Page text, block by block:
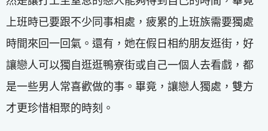
上班時已要跟不少同事相處，疲累的上班族需要獨處
時間來回一回氣。還有，她在假日相約朋友逛街，好
讓戀人可以獨自逛逛鴨寮街或自己一個人去看戲，都
是一些男人常喜歡做的事。畢竟，讓戀人獨處，雙方
才更珍惜相聚的時刻。